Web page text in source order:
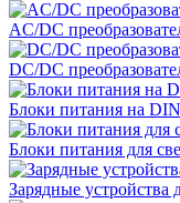
AC/DC
DC/DC
Блоки питания на
Блоки питания для
Зарядные устройства